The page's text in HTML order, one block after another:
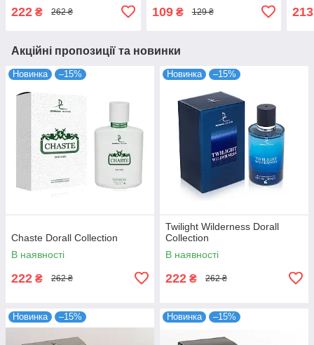
222 ₴ 262 ₴ 109₴ 129 ₴ 213
Акційні пропозиції та новинки
Новинка –15%
Chaste Dorall Collection
В наявності
222 ₴ 262 ₴
Новинка –15%
Twilight Wilderness Dorall
Collection
В наявності
222 ₴ 262 ₴
Новинка –15% Новинка –15%